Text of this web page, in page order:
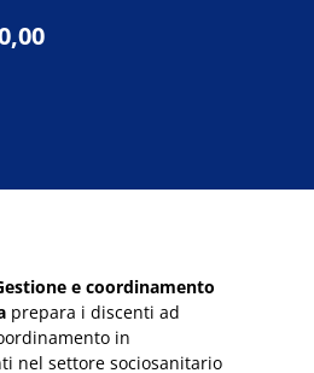
Il
e coordinamento
prepara i discenti ad
in
nel settore sociosanitario